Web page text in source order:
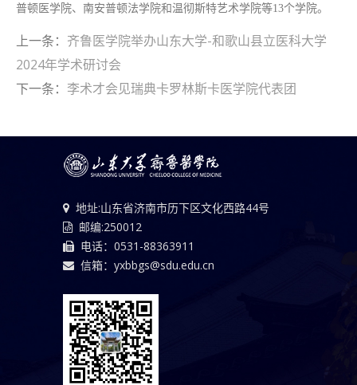
普顿医学院、南安普顿法学院和温彻斯特艺术学院等13个学院。
上一条： 齐鲁医学院举办山东大学-和歌山县立医科大学
2024年学术研讨会
下一条： 李术才会见瑞典卡罗林斯卡医学院代表团
地址:山东省济南市历下区文化西路44号
邮编:250012
电话：0531-88363911
信箱：yxbbgs@sdu.edu.cn